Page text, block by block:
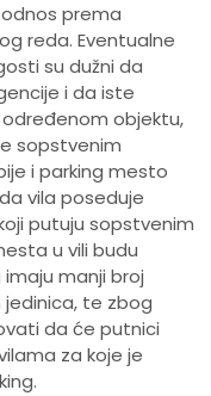
prema
reda. Eventualne
su dužni da
i da iste
objektu,
sopstvenim
i parking mesto
vila poseduje
putuju sopstvenim
u vili budu
manji broj
te zbog
da će putnici
za koje je